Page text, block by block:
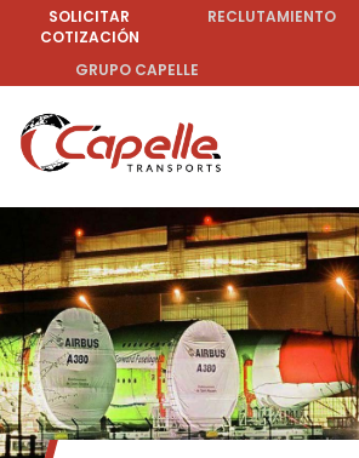
Pasar
contenido
SOLICITAR
COTIZACIÓN
RECLUTAMIENTO
GRUPO CAPELLE